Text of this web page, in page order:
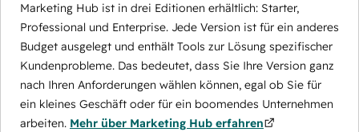
Marketing Hub ist in drei Editionen erhältlich: Starter,
Professional und Enterprise. Jede Version ist für ein anderes
Budget ausgelegt und enthält Tools zur Lösung spezifischer
Kundenprobleme. Das bedeutet, dass Sie Ihre Version ganz
nach Ihren Anforderungen wählen können, egal ob Sie für
ein kleines Geschäft oder für ein boomendes Unternehmen
arbeiten. Mehr über Marketing Hub erfahren